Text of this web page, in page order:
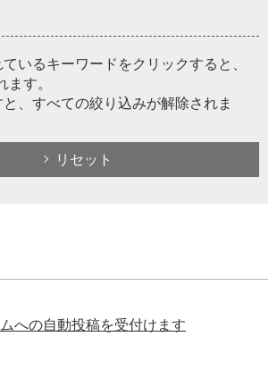
いるキーワードをクリックすると、
す。
、すべての絞り込みが解除されま
リセット
への自動投稿を受付けます